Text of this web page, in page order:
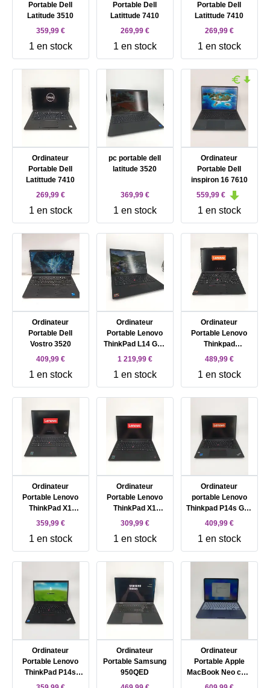
Portable Dell
Latitude 3510
359,99 €
1 en stock
Portable Dell
Latittude 7410
269,99 €
1 en stock
Portable Dell
Latittude 7410
269,99 €
1 en stock
Ordinateur
Portable Dell
Latittude 7410
269,99 €
1 en stock
pc portable dell
latitude 3520
369,99 €
1 en stock
Ordinateur
Portable Dell
inspiron 16 7610
559,99 €
1 en stock
Ordinateur
Portable Dell
Vostro 3520
409,99 €
1 en stock
Ordinateur
Portable Lenovo
ThinkPad L14 Gen
6 21S8 - 14' Ryzen
RAM 512 Go SSD
AMD Radeon 740M
- Noir AZERTY
1 219,99 €
1 en stock
Ordinateur
Portable Lenovo
Thinkpad
21s9s2n300
489,99 €
1 en stock
Ordinateur
Portable Lenovo
ThinkPad X1
Carbon Gen 9 14"
359,99 €
1 en stock
Ordinateur
Portable Lenovo
ThinkPad X1
Carbon Gen 9 14"
309,99 €
1 en stock
Ordinateur
portable Lenovo
Thinkpad P14s Gen
3
409,99 €
1 en stock
Ordinateur
Portable Lenovo
ThinkPad P14s
Gen 2 21A0 - 14'
Ordinateur
Portable Samsung
950QED
Ordinateur
Portable Apple
MacBook Neo coul
bleue